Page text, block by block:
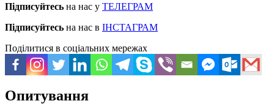
Підписуйтесь на нас у ТЕЛЕГРАМ
Підписуйтесь на нас в ІНСТАГРАМ
Поділитися в соціальних мережах
Опитування